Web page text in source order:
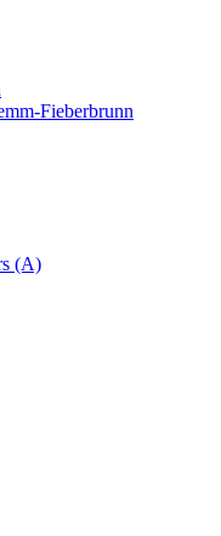
Fieberbrunn
(A)